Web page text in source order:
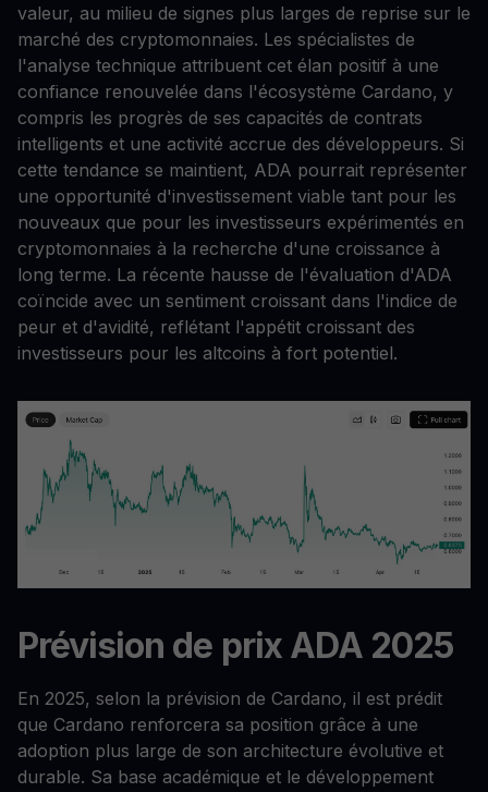
valeur, au milieu de signes plus larges de reprise sur le
marché des cryptomonnaies. Les spécialistes de
l'analyse technique attribuent cet élan positif à une
confiance renouvelée dans l'écosystème Cardano, y
compris les progrès de ses capacités de contrats
intelligents et une activité accrue des développeurs. Si
cette tendance se maintient, ADA pourrait représenter
une opportunité d'investissement viable tant pour les
nouveaux que pour les investisseurs expérimentés en
cryptomonnaies à la recherche d'une croissance à
long terme. La récente hausse de l'évaluation d'ADA
coïncide avec un sentiment croissant dans l'indice de
peur et d'avidité, reflétant l'appétit croissant des
investisseurs pour les altcoins à fort potentiel.
Prévision de prix ADA 2025
En 2025, selon la prévision de Cardano, il est prédit
que Cardano renforcera sa position grâce à une
adoption plus large de son architecture évolutive et
durable. Sa base académique et le développement